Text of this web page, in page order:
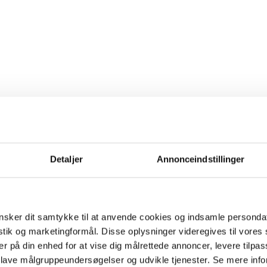
Detaljer Annonceindstillinger
dit samtykke til at anvende cookies og indsamle
og marketingformål. Disse oplysninger videregives til vores
på din enhed for at vise dig målrettede annoncer, levere
målgruppeundersøgelser og udvikle tjenester. Se mere